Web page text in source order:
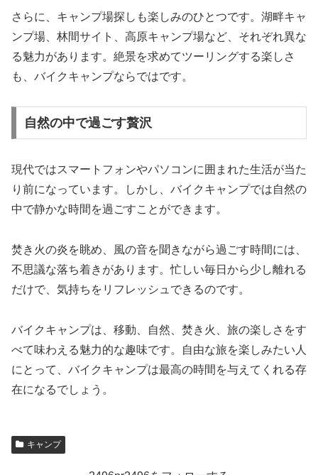
さらに、キャンプ場探しも楽しみのひとつです。湖畔キャ
ンプ場、林間サイト、高原キャンプ場など、それぞれ異な
る魅力があります。絶景を求めてツーリングする楽しさ
も、バイクキャンプならではです。
自然の中で過ごす贅沢
現代ではスマートフォンやパソコンに囲まれた生活が当た
り前になっています。しかし、バイクキャンプでは自然の
中で静かな時間を過ごすことができます。
焚き火の炎を眺め、風の音を聞きながら過ごす時間には、
不思議な落ち着きがあります。忙しい毎日から少し離れる
だけで、気持ちをリフレッシュできるのです。
バイクキャンプは、移動、自然、焚き火、旅の楽しさをす
べて味わえる魅力的な趣味です。自由な旅を楽しみたい人
にとって、バイクキャンプは最高の時間を与えてくれる存
在になるでしょう。
キャンプ